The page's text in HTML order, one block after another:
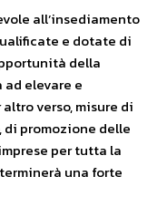
all’insediamento
e dotate di
della
elevare e
verso, misure di
di promozione delle
per tutta la
una forte